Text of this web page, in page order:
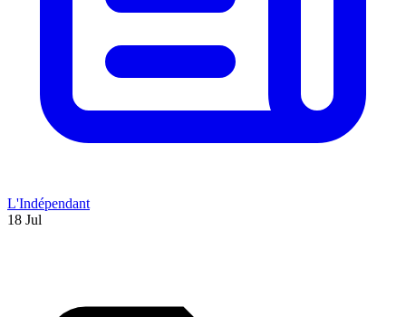
L'Indépendant
18 Jul